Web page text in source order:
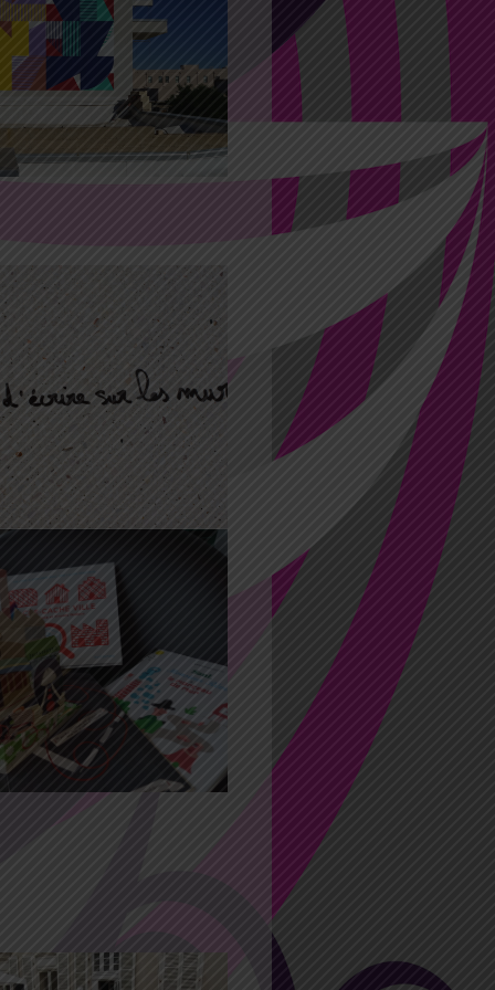
00:00
18 Juin
– Eltono
15:00 17:00
sur les murs !
15:00 16:00
livres /